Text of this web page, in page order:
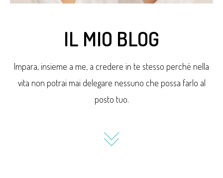
IL MIO BLOG
Impara, insieme a me, a credere in te stesso perché nella
vita non potrai mai delegare nessuno che possa farlo al
posto tuo.